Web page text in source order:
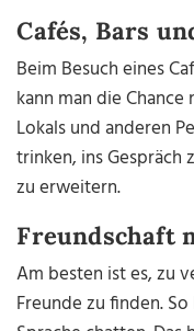
Cafés, Bars
Beim Besuch eines
kann man die
Lokals und anderen
trinken, ins Gespräch
zu erweitern.
Freundschaft
Am besten ist es, zu
Freunde zu finden.